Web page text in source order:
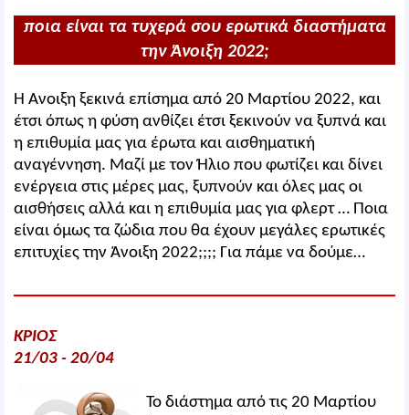
ποια είναι τα τυχερά σου ερωτικά διαστήματα
την Άνοιξη 2022;
Η Άνοιξη ξεκινά επίσημα από 20 Μαρτίου 2022, και
έτσι όπως η φύση ανθίζει έτσι ξεκινούν να ξυπνά και
η επιθυμία μας για έρωτα και αισθηματική
αναγέννηση. Μαζί με τον Ήλιο που φωτίζει και δίνει
ενέργεια στις μέρες μας, ξυπνούν και όλες μας οι
αισθήσεις αλλά και η επιθυμία μας για φλερτ … Ποια
είναι όμως τα ζώδια που θα έχουν μεγάλες ερωτικές
επιτυχίες την Άνοιξη 2022;;;; Για πάμε να δούμε…
ΚΡΙΟΣ
21/03 - 20/04
Το διάστημα από τις 20 Μαρτίου